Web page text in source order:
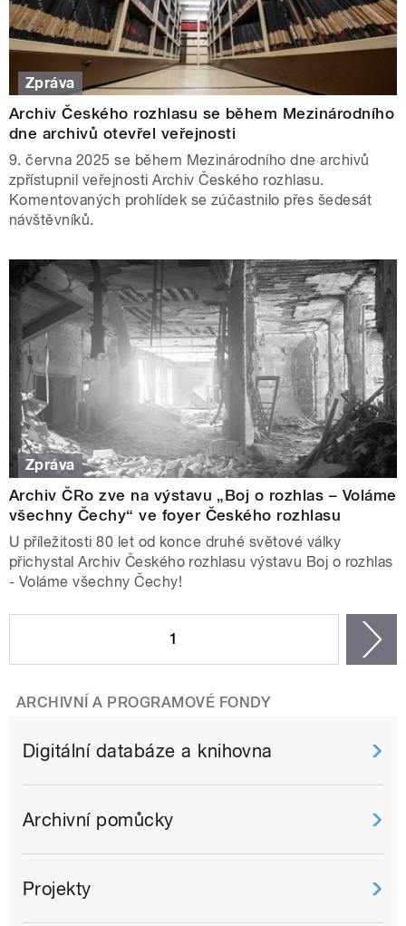
Zpráva
Archiv Českého rozhlasu se během Mezinárodního
dne archivů otevřel veřejnosti
9. června 2025 se během Mezinárodního dne archivů
zpřístupnil veřejnosti Archiv Českého rozhlasu.
Komentovaných prohlídek se zúčastnilo přes šedesát
návštěvníků.
Zpráva
Archiv ČRo zve na výstavu „Boj o rozhlas – Voláme
všechny Čechy“ ve foyer Českého rozhlasu
U příležitosti 80 let od konce druhé světové války
přichystal Archiv Českého rozhlasu výstavu Boj o rozhlas
- Voláme všechny Čechy!
1
ARCHIVNÍ A PROGRAMOVÉ FONDY
Digitální databáze a knihovna
Archivní pomůcky
Projekty